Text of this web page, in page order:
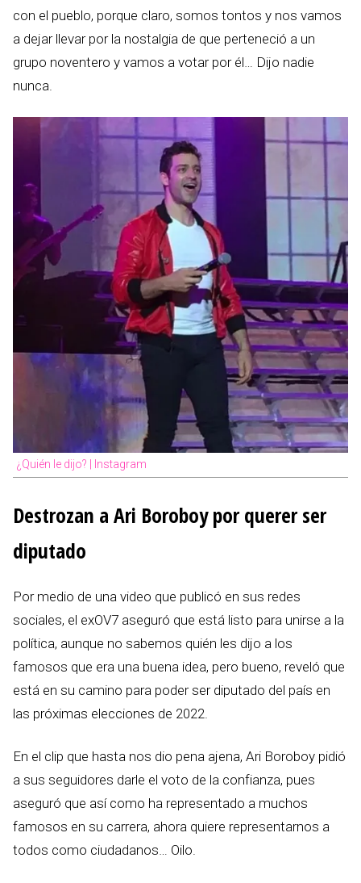
con el pueblo, porque claro, somos tontos y nos vamos
a dejar llevar por la nostalgia de que perteneció a un
grupo noventero y vamos a votar por él… Dijo nadie
nunca.
¿Quién le dijo? | Instagram
Destrozan a Ari Boroboy por querer ser
diputado
Por medio de una video que publicó en sus redes
sociales, el exOV7 aseguró que está listo para unirse a la
política, aunque no sabemos quién les dijo a los
famosos que era una buena idea, pero bueno, reveló que
está en su camino para poder ser diputado del país en
las próximas elecciones de 2022.
En el clip que hasta nos dio pena ajena, Ari Boroboy pidió
a sus seguidores darle el voto de la confianza, pues
aseguró que así como ha representado a muchos
famosos en su carrera, ahora quiere representarnos a
todos como ciudadanos… Oilo.